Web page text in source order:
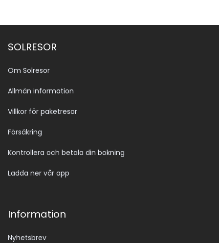
SOLRESOR
Om Solresor
Allmän information
Villkor för paketresor
Försäkring
Kontrollera och betala din bokning
Ladda ner vår app
Information
Nyhetsbrev